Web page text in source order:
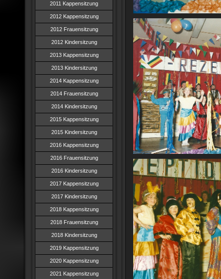
2011 Kappensitzung
2012 Kappensitzung
2012 Frauensitzung
2012 Kindersitzung
2013 Kappensitzung
2013 Kindersitzung
2014 Kappensitzung
2014 Frauensitzung
2014 Kindersitzung
2015 Kappensitzung
2015 Kindersitzung
2016 Kappensitzung
2016 Frauensitzung
2016 Kindersitzung
2017 Kappensitzung
2017 Kindersitzung
2018 Kappensitzung
2018 Frauensitzung
2018 Kindersitzung
2019 Kappensitzung
2020 Kappensitzung
2021 Kappensitzung